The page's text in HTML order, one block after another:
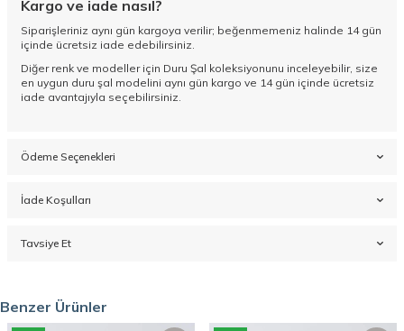
Kargo ve iade nasıl?
Siparişleriniz aynı gün kargoya verilir; beğenmemeniz halinde 14 gün
içinde ücretsiz iade edebilirsiniz.
Diğer renk ve modeller için Duru Şal koleksiyonunu inceleyebilir, size
en uygun duru şal modelini aynı gün kargo ve 14 gün içinde ücretsiz
iade avantajıyla seçebilirsiniz.
Ödeme Seçenekleri
İade Koşulları
Tavsiye Et
Benzer Ürünler